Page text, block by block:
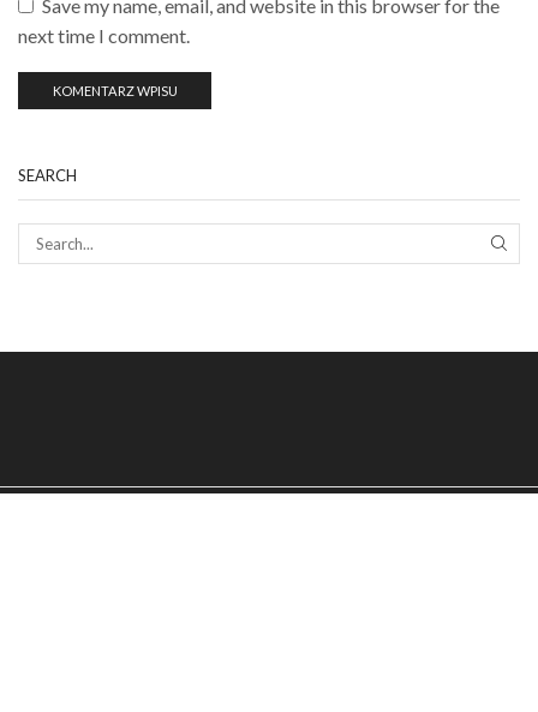
Save my name, email, and website in this browser for the
next time I comment.
SEARCH